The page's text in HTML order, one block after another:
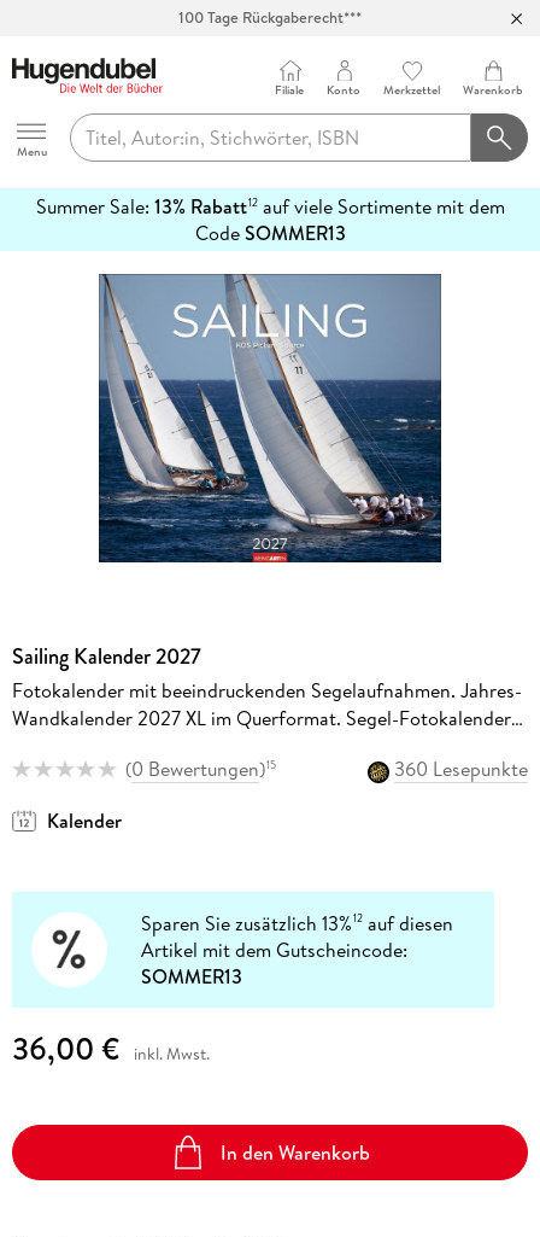
100 Tage Rückgaberecht***
Hugendubel
Menu
Filiale Konto Merkzettel Warenkorb
Summer Sale: 13% Rabatt12auf viele Sortimente mit dem
CodeSOMMER13
erfahren
Sailing Kalender 2027
Fotokalender mit beeindruckenden Segelaufnahmen. Jahres-
Wandkalender 2027 XL im Querformat. Segel-Fotokalender
(0 Bewertungen)15
360 Lesepunkte
Kalender
Sparen Sie zusätzlich 13%12 auf diesen
Artikel mit dem Gutscheincode:
SOMMER13
36,00 € inkl. Mwst.
In den Warenkorb